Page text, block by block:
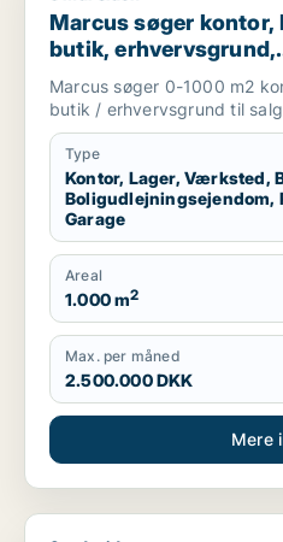
Marcus søger
butik, erhvervsgrund,
produktionslokaler
Storkøbenhavn
Marcus søger 0-1000 m2
butik / erhvervsgrund til salg
Type
Kontor, Lager, Værksted,
Boligudlejningsejendom,
Garage
Areal
1.000 m2
Max. per måned
2.500.000 DKK
Mere